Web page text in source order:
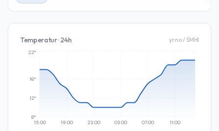
Temperatur · 24h yr.no / SMHI
15:00 19:00 23:00 03:00 07:00 11:00
8°
12°
16°
22°